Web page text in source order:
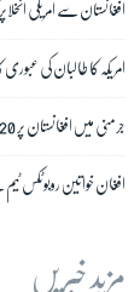
افغانستان سے امریکی
امریکہ کا طالبان کی
جرمنی میں افغانستان پر 20 ملکوں کا اعلیٰ سفارتی اجلاس، بلنکن کی شرکت
افغان خواتین روبوٹکس
مزید خبریں